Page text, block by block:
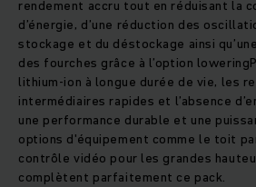
rendement accru tout en réduisant la
d’énergie, d’une réduction des
stockage et du déstockage ainsi
des fourches grâce à l’option
lithium-ion à longue durée de vie, les
intermédiaires rapides et l’absence
une performance durable et une
options d'équipement comme le toit
contrôle vidéo pour les grandes
complètent parfaitement ce pack.